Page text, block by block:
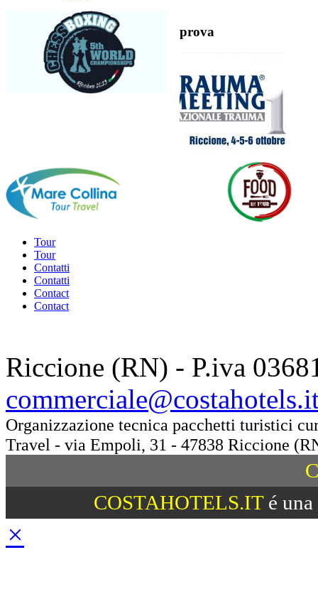
prova
Tour
Tour
Contatti
Contatti
Contact
Contact
Riccione (RN) - P.iva
Organizzazione tecnica pacchetti turistici
Travel - via Empoli, 31 - 47838 Riccione
COSTAHOTELS.ITé una
×